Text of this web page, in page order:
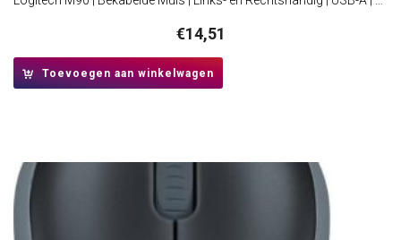
€14,51
Toevoegen aan winkelwagen